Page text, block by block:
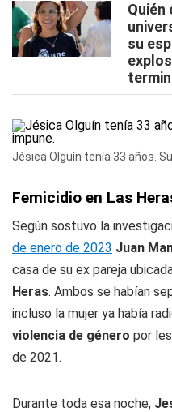
Quién
su
Jésica Olguín tenía 33 años.
Femicidio en Las
Según sostuvo la
de enero de 2023 Juan
casa de su ex pareja
Heras. Ambos se habían
incluso la mujer ya había
violencia de género por
de 2021.
Durante toda esa noche,